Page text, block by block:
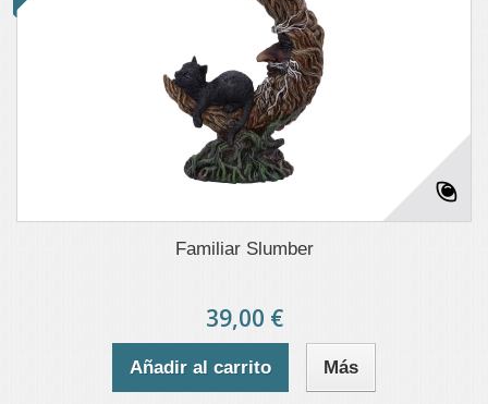
Familiar Slumber
39,00 €
Añadir al carrito Más